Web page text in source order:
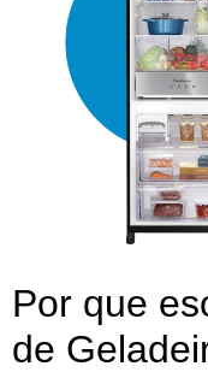
Por que
de